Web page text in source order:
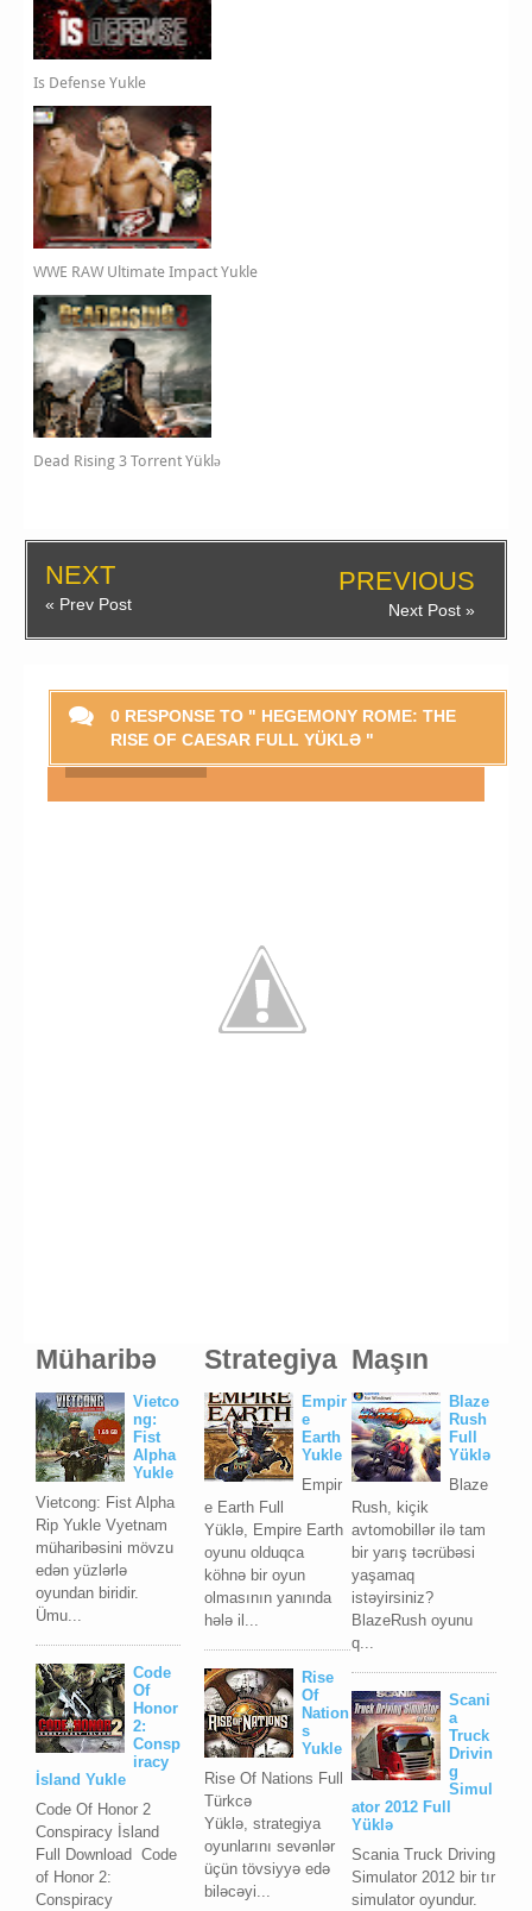
Is Defense Yukle
WWE RAW Ultimate Impact Yukle
Dead Rising 3 Torrent Yüklə
NEXT
« Prev Post
PREVIOUS
Next Post »
0 RESPONSE TO " HEGEMONY ROME: THE
RISE OF CAESAR FULL YÜKLƏ "
Smaylikləri Göstər
Müharibə
Vietco
ng:
Fist
Alpha
Yukle
Vietcong: Fist Alpha
Rip Yukle Vyetnam
müharibəsini mövzu
edən yüzlərlə
oyundan biridir.
Ümu...
Code
Of
Honor
2:
Consp
iracy
İsland Yukle
Code Of Honor 2
Conspiracy İsland
Full Download Code
of Honor 2:
Conspiracy
Maşın
Blaze
Rush
Full
Yüklə
Blaze
Rush, kiçik
avtomobillər ilə tam
bir yarış təcrübəsi
yaşamaq
istəyirsiniz?
BlazeRush oyunu
q...
Scani
a
Truck
Drivin
g
Simul
ator 2012 Full
Yüklə
Scania Truck Driving
Simulator 2012 bir tır
simulator oyundur.
Strategiya
Empir
e
Earth
Yukle
Empir
e Earth Full
Yüklə, Empire Earth
oyunu olduqca
köhnə bir oyun
olmasının yanında
hələ il...
Rise
Of
Nation
s
Yukle
Rise Of Nations Full
Türkcə
Yüklə, strategiya
oyunlarını sevənlər
üçün tövsiyyə edə
biləcəyi...